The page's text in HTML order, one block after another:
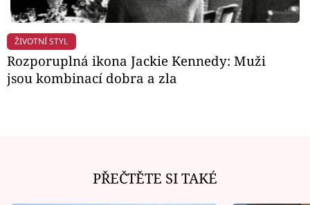
ŽIVOTNÍ STYL
Rozporuplná ikona Jackie Kennedy: Muži
jsou kombinací dobra a zla
PŘEČTĚTE SI TAKÉ